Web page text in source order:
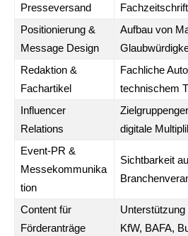
Presseversand
Positionierung &
Message Design
Aufbau von
Redaktion &
Fachartikel
Fachliche
technischem
Influencer
Relations
digitale
Event-PR &
Messekommunika
tion
Sichtbarkeit
Content für
Förderanträge
Unterstützung
KfW, BAFA,